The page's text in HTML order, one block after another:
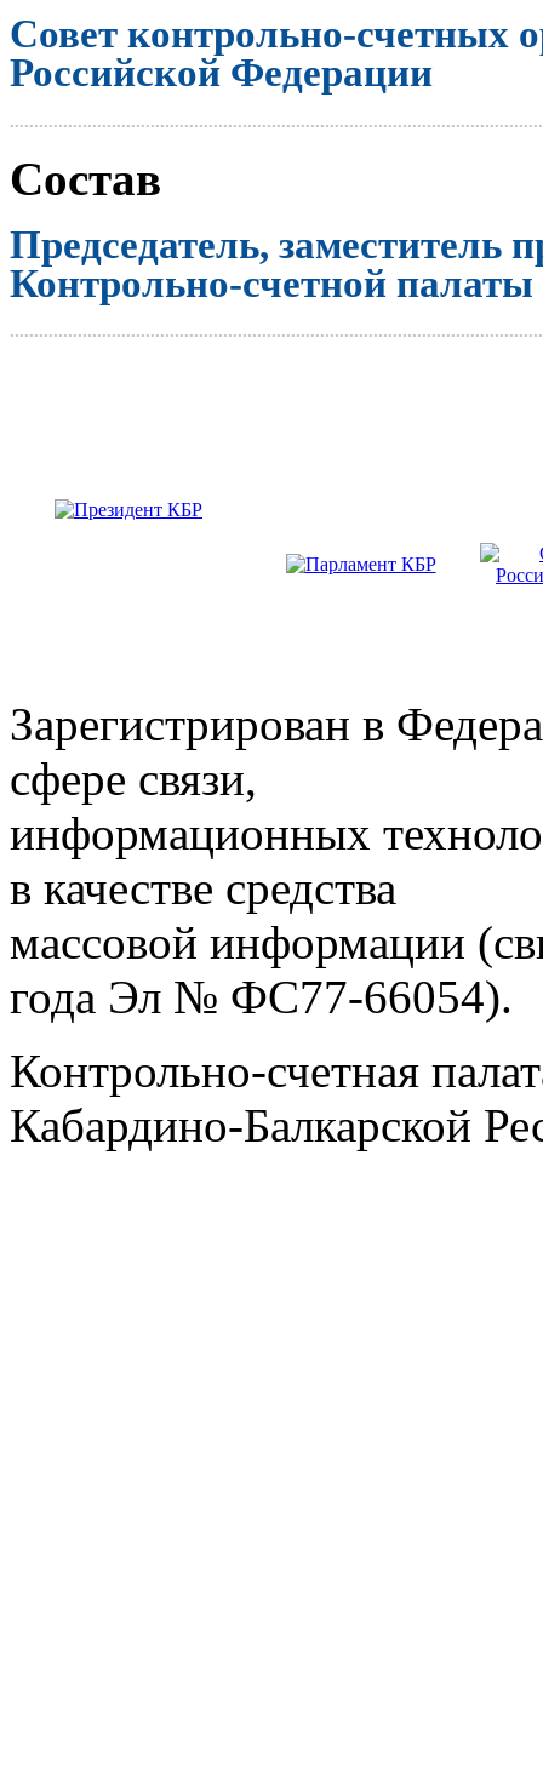
Совет контрольно-счетных
Российской Федерации
Состав
Председатель, заместитель
Контрольно-счетной палаты
Зарегистрирован в
сфере связи,
информационных
в качестве средства
массовой информации
года Эл № ФС77-66054).
Контрольно-счетная
Кабардино-Балкарской